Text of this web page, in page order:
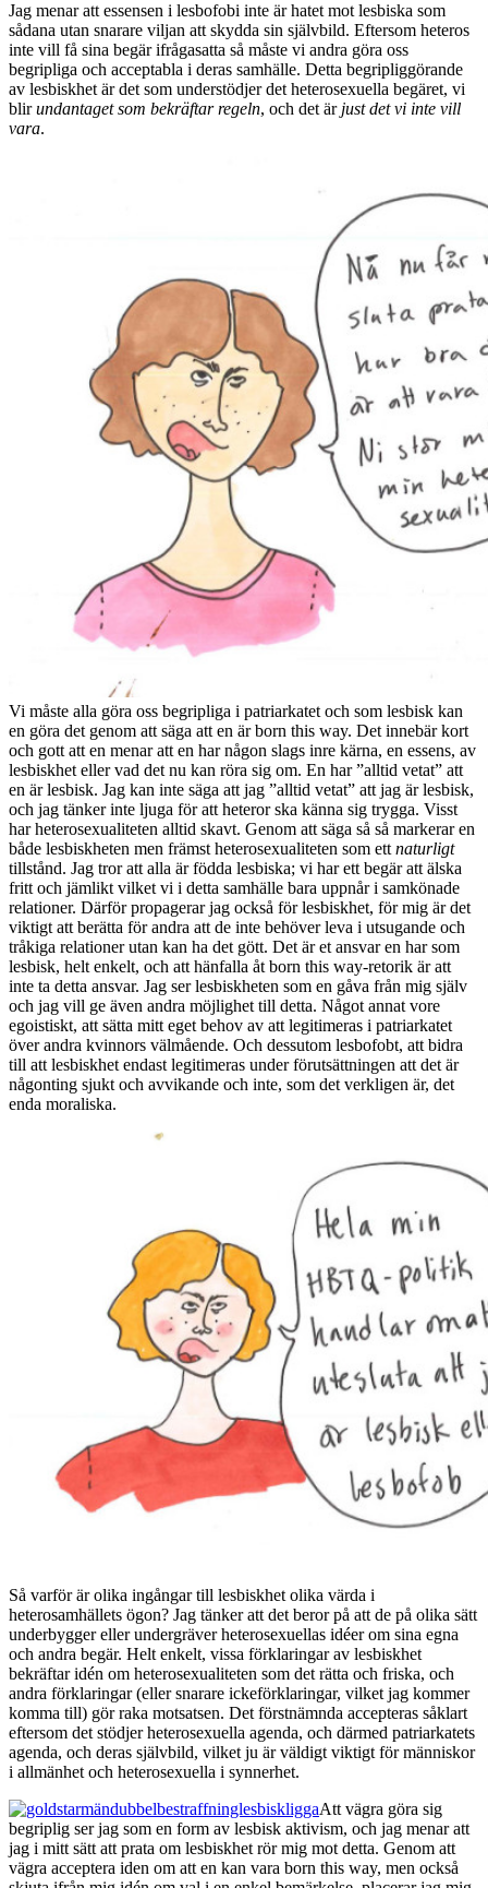
Jag menar att essensen i lesbofobi inte är hatet mot lesbiska som
sådana utan snarare viljan att skydda sin självbild. Eftersom heteros
inte vill få sina begär ifrågasatta så måste vi andra göra oss
begripliga och acceptabla i deras samhälle. Detta begripliggörande
av lesbiskhet är det som understödjer det heterosexuella begäret, vi
blirundantaget som bekräftar regeln, och det är just det vi inte vill
vara.
Vi måste alla göra oss begripliga i patriarkatet och som lesbisk kan
en göra det genom att säga att en är born this way. Det innebär kort
och gott att en menar att en har någon slags inre kärna, en essens, av
lesbiskhet eller vad det nu kan röra sig om. En har ”alltid vetat” att
en är lesbisk. Jag kan inte säga att jag ”alltid vetat” att jag är lesbisk,
och jag tänker inte ljuga för att heteror ska känna sig trygga. Visst
har heterosexualiteten alltid skavt. Genom att säga så så markerar en
både lesbiskheten men främst heterosexualiteten som ett naturligt
tillstånd. Jag tror att alla är födda lesbiska; vi har ett begär att älska
fritt och jämlikt vilket vi i detta samhälle bara uppnår i samkönade
relationer. Därför propagerar jag också för lesbiskhet, för mig är det
viktigt att berätta för andra att de inte behöver leva i utsugande och
tråkiga relationer utan kan ha det gött. Det är et ansvar en har som
lesbisk, helt enkelt, och att hänfalla åt born this way-retorik är att
inte ta detta ansvar. Jag ser lesbiskheten som en gåva från mig själv
och jag vill ge även andra möjlighet till detta. Något annat vore
egoistiskt, att sätta mitt eget behov av att legitimeras i patriarkatet
över andra kvinnors välmående. Och dessutom lesbofobt, att bidra
till att lesbiskhet endast legitimeras under förutsättningen att det är
någonting sjukt och avvikande och inte, som det verkligen är, det
enda moraliska.
Så varför är olika ingångar till lesbiskhet olika värda i
heterosamhällets ögon? Jag tänker att det beror på att de på olika sätt
underbygger eller undergräver heterosexuellas idéer om sina egna
och andra begär. Helt enkelt, vissa förklaringar av lesbiskhet
bekräftar idén om heterosexualiteten som det rätta och friska, och
andra förklaringar (eller snarare ickeförklaringar, vilket jag kommer
komma till) gör raka motsatsen. Det förstnämnda accepteras såklart
eftersom det stödjer heterosexuella agenda, och därmed patriarkatets
agenda, och deras självbild, vilket ju är väldigt viktigt för människor
i allmänhet och heterosexuella i synnerhet.
Att vägra göra sig
begriplig ser jag som en form av lesbisk aktivism, och jag menar att
jag i mitt sätt att prata om lesbiskhet rör mig mot detta. Genom att
vägra acceptera iden om att en kan vara born this way, men också